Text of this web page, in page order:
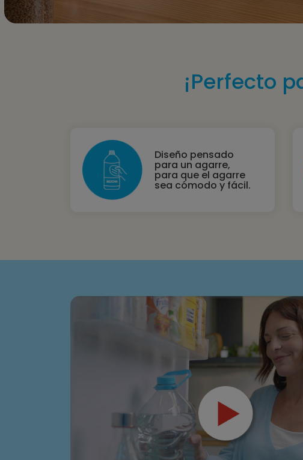
Presione
accesibilidad.
¡Perfecto
Diseño pensado
para un agarre,
para que el agarre
sea cómodo y fácil.